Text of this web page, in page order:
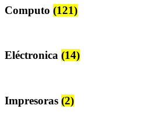
Computo (121)
Eléctronica (14)
Impresoras (2)